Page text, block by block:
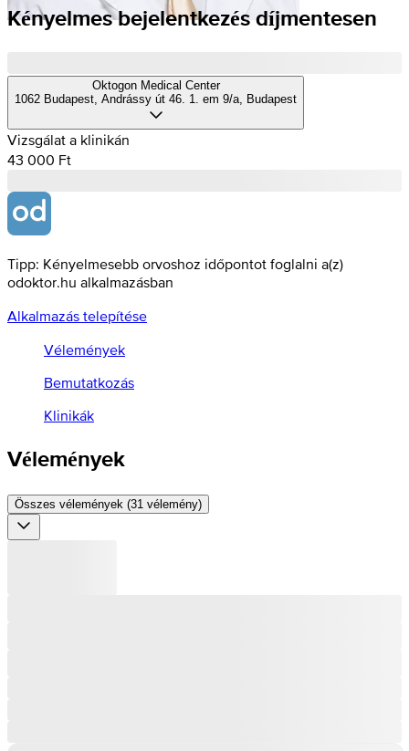
Kényelmes bejelentkezés díjmentesen
Oktogon Medical Center
1062 Budapest, Andrássy út 46. 1. em 9/a, Budapest
Vizsgálat a klinikán
43 000 Ft
Tipp: Kényelmesebb orvoshoz időpontot foglalni a(z)
odoktor.hu alkalmazásban
Alkalmazás telepítése
Vélemények
Bemutatkozás
Klinikák
Vélemények
Összes vélemények (31 vélemény)